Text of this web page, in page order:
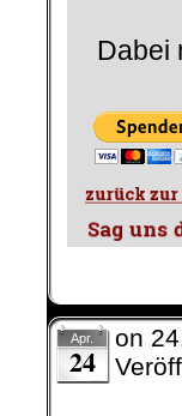
Dabei
Apr.
24
on